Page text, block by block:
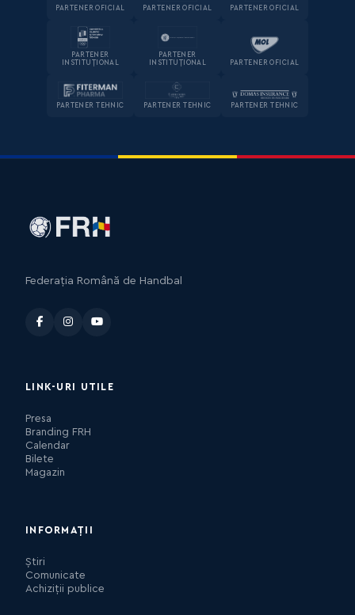
PARTENER OFICIAL PARTENER OFICIAL PARTENER OFICIAL
PARTENER
INSTITUȚIONAL
PARTENER
INSTITUȚIONAL
PARTENER OFICIAL
PARTENER TEHNIC PARTENER TEHNIC PARTENER TEHNIC
Federația Română de Handbal
LINK-URI UTILE
Presa
Branding FRH
Calendar
Bilete
Magazin
INFORMAȚII
Știri
Comunicate
Achiziții publice